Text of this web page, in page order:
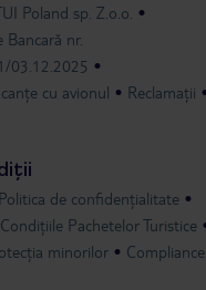
Poland sp. Z.o.o.
Bancară nr.
03.12.2025
cu avionul
Reclamații
Politica de confidențialitate
Condițiile Pachetelor Turistice
minorilor
Compliance